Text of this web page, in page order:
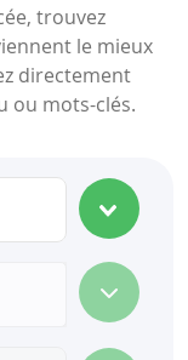
trouvez
le mieux
directement
ou mots-clés.